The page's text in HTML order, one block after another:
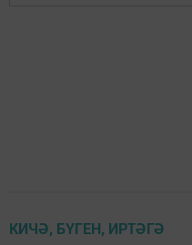
КИЧӘ, БҮГЕН, ИРТӘГӘ